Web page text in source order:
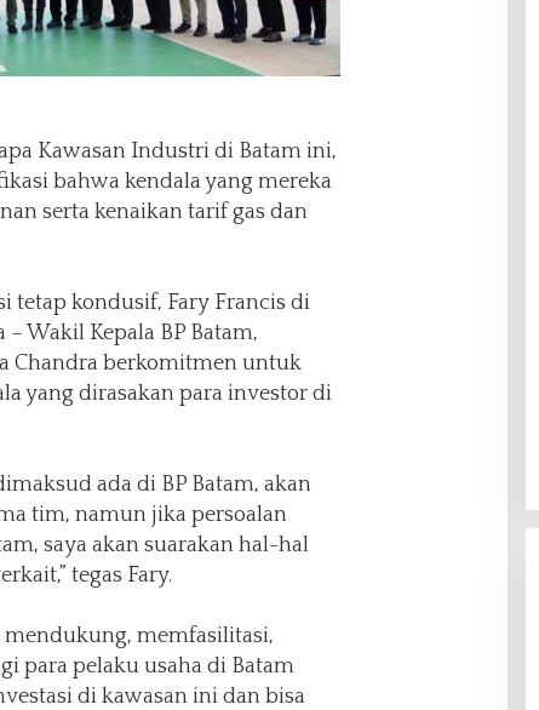
Kawasan Industri di Batam ini,
bahwa kendala yang mereka
serta kenaikan tarif gas dan
tetap kondusif, Fary Francis di
Wakil Kepala BP Batam,
Chandra berkomitmen untuk
yang dirasakan para investor di
ada di BP Batam, akan
tim, namun jika persoalan
saya akan suarakan hal-hal
tegas Fary.
mendukung, memfasilitasi,
para pelaku usaha di Batam
di kawasan ini dan bisa